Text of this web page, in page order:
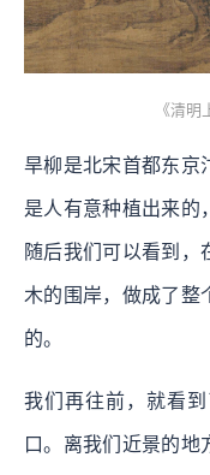
《清
旱柳是北宋首都东京
是人有意种植出来的
随后我们可以看到，
木的围岸，做成了整
的。
我们再往前，就看
口。离我们近景的地